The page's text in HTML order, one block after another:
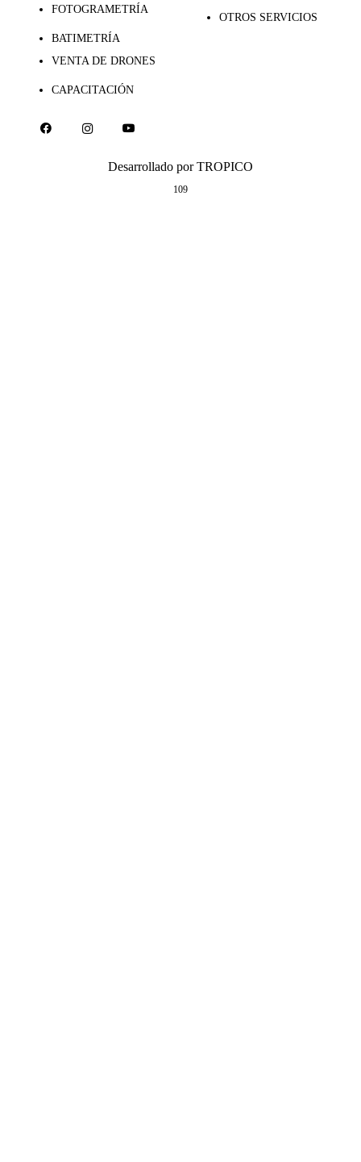
FOTOGRAMETRÍA
BATIMETRÍA
OTROS SERVICIOS
VENTA DE DRONES
CAPACITACIÓN
Desarrollado porTROPICO
109